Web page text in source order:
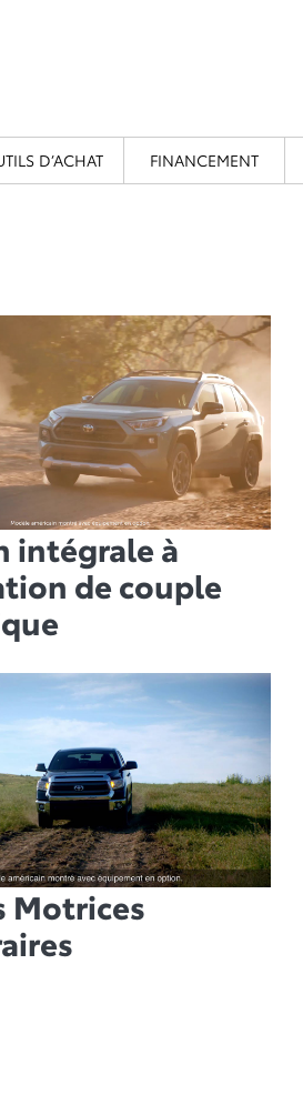
D’ACHAT FINANCEMENT
intégrale à
de couple
Motrices